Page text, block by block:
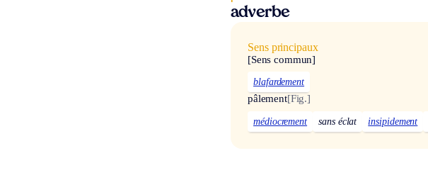
adverbe
Sens principaux
[Sens commun]
blafardement
pâlement[Fig.]
médiocrement sans éclat insipidement